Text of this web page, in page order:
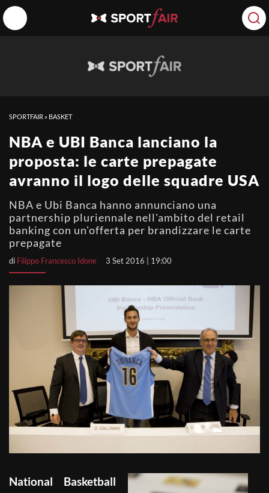
SPORTFAIR » BASKET
NBA e UBI Banca lanciano la
proposta: le carte prepagate
avranno il logo delle squadre USA
NBA e Ubi Banca hanno annunciano una
partnership pluriennale nell'ambito del retail
banking con un'offerta per brandizzare le carte
prepagate
di Filippo Francesco Idone 3 Set 2016 | 19:00
National Basketball